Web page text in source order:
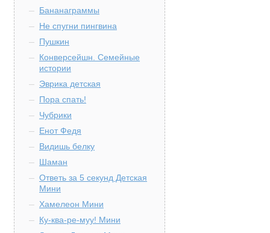
Бананаграммы
Не спугни пингвина
Пушкин
Конверсейшн. Семейные
истории
Эврика детская
Пора спать!
Чубрики
Енот Федя
Видишь белку
Шаман
Ответь за 5 секунд Детская
Мини
Хамелеон Мини
Ку-ква-ре-муу! Мини